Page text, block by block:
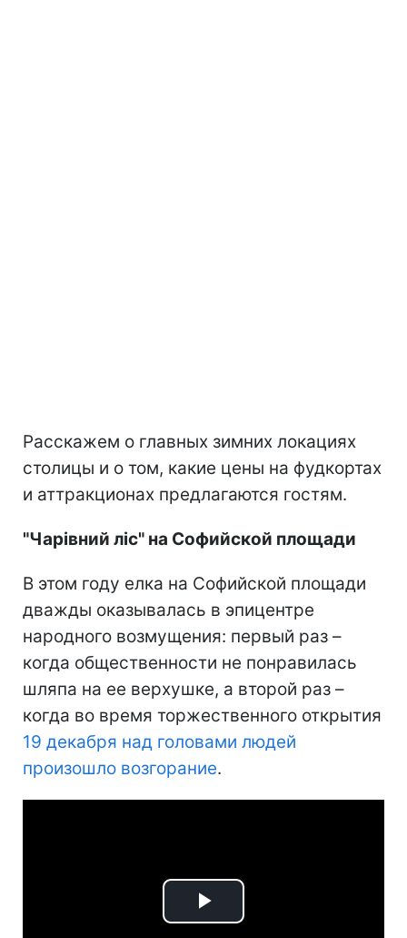
Расскажем о главных зимних локациях
столицы и о том, какие цены на фудкортах
и аттракционах предлагаются гостям.
"Чарівний ліс" на Софийской площади
В этом году елка на Софийской площади
дважды оказывалась в эпицентре
народного возмущения: первый раз –
когда общественности не понравилась
шляпа на ее верхушке, а второй раз –
когда во время торжественного открытия
19 декабря над головами людей
произошло возгорание.
Play